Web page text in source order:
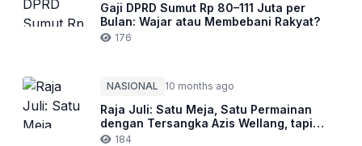
Gaji DPRD Sumut Rp 80–111 Juta per
Bulan: Wajar atau Membebani Rakyat?
176
NASIONAL 10 months ago
Raja Juli: Satu Meja, Satu Permainan
dengan Tersangka Azis Wellang, tapi
Katanya Tak Kenal?
184